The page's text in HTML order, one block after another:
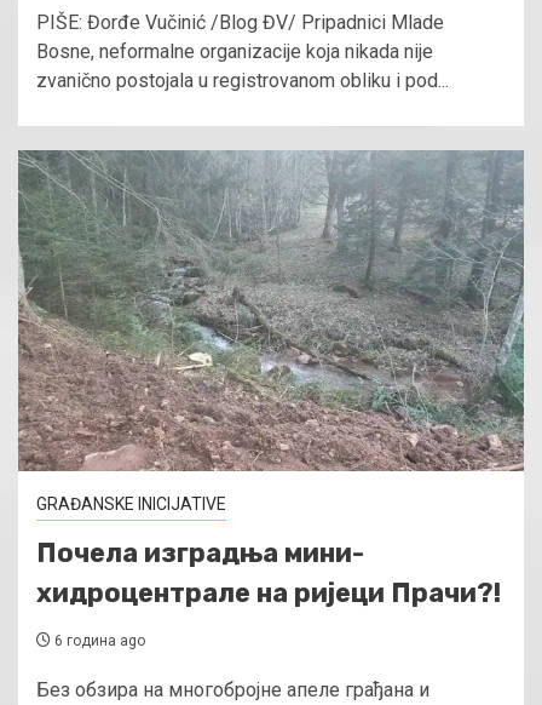
PIŠE: Đorđe Vučinić /Blog ĐV/ Pripadnici Mlade
Bosne, neformalne organizacije koja nikada nije
zvanično postojala u registrovanom obliku i pod...
GRAĐANSKE INICIJATIVE
Почела изградња мини-
хидроцентрале на ријеци Прачи?!
6 година ago
Без обзира на многобројне апеле грађана и